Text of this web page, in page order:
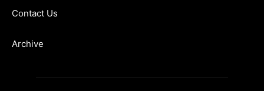
Contact Us
Archive